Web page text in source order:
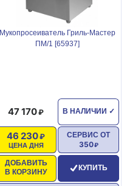
Мукопросеиватель Гриль-Мастер
ПМ/1 [65937]
В НАЛИЧИИ ✓
47 170
ЦЕНА ДНЯ
46 230
ДОБАВИТЬ
В КОРЗИНУ
СЕРВИС ОТ
350
КУПИТЬ